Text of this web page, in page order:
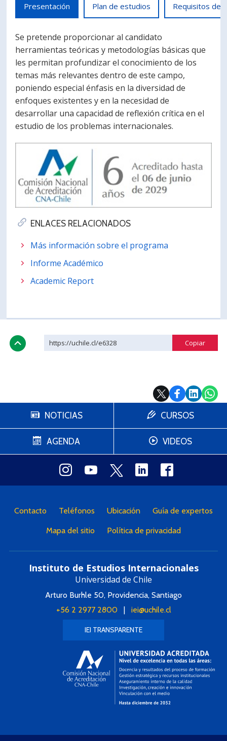
Presentación Plan de estudios Requisitos de
ENLACES RELACIONADOS
Más información sobre el programa
Informe Académico
Academic Report
Se pretende proporcionar al candidato
herramientas teóricas y metodologías básicas que
les permitan profundizar el conocimiento de los
temas más relevantes dentro de este campo,
poniendo especial énfasis en la diversidad de
enfoques existentes y en la necesidad de
desarrollar una capacidad de reflexión crítica en el
estudio de los problemas internacionales.
https://uchile.cl/e6328
NOTICIAS
AGENDA
CURSOS
VIDEOS
Contacto Teléfonos Ubicación Guía de expertos
Mapa del sitio Política de privacidad
Instituto de Estudios Internacionales
Universidad de Chile
Arturo Burhle 50, Providencia, Santiago
+56 2 2977 2800| iei@uchile.cl
IEI TRANSPARENTE